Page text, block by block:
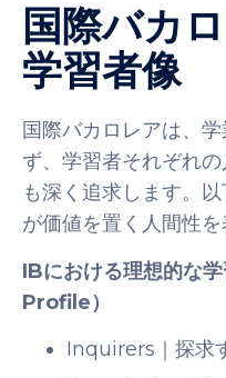
国際バカ
学習者像
国際バカロレアは、
ず、学習者それぞれ
も深く追求します。
が価値を置く人間性を
IBにおける理想的な
Profile）
Inquirers｜探求